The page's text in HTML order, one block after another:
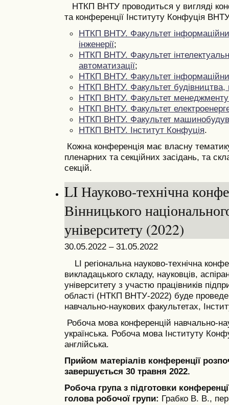
НТКП ВНТУ проводиться у вигляді
та конференції Інституту Конфуція
НТКП ВНТУ. Факультет
інженерії;
НТКП ВНТУ. Факультет
автоматизації;
НТКП ВНТУ. Факультет
НТКП ВНТУ. Факультет будівництва,
НТКП ВНТУ. Факультет менеджменту
НТКП ВНТУ. Факультет
НТКП ВНТУ. Факультет
НТКП ВНТУ. Інститут Конфуція.
Кожна конференція має власну
пленарних та секційних засідань, та
секцій.
LI Науково-технічна
Вінницького
університету (2022)
30.05.2022 – 31.05.2022
LI регіональна науково-технічна
викладацького складу, науковців,
університету з участю працівників
області (НТКП ВНТУ-2022) буде
навчально-наукових факультетах,
Робоча мова конференцій навчально-
українська. Робоча мова Інституту
англійська.
Прийом матеріалів конференції
завершується 30 травня 2022.
Робоча група з підготовки
голова робочої групи: Грабко В. В.,